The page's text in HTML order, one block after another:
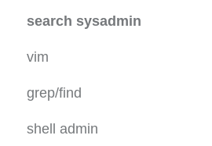
Main
search sysadmin
vim
grep/find
find
shell admin